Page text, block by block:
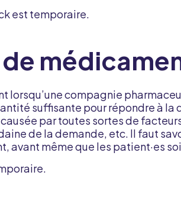
est temporaire.
de
lorsqu’une compagnie
suffisante pour répondre à
par toutes sortes de
de la demande, etc. Il faut
avant même que les patient·es